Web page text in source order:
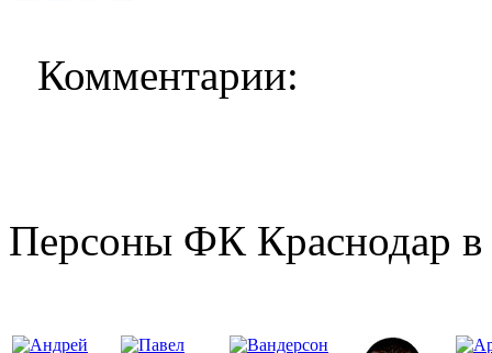
Комментарии:
Персоны ФК Краснодар в